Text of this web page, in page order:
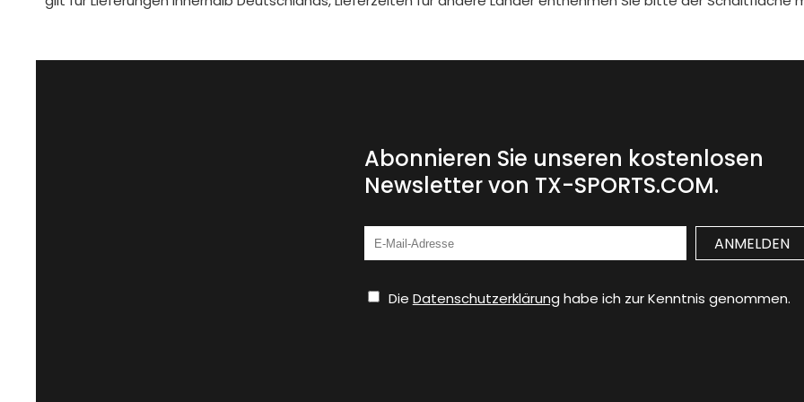
Abonnieren Sie unseren kostenlosen
Newsletter von TX-SPORTS.COM.
Die Datenschutzerklärung habe ich zur Kenntnis genommen.